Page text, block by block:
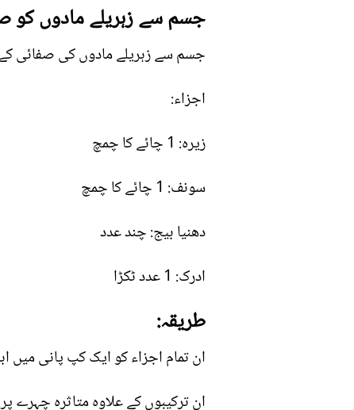
جسم سے زہریلے مادوں کو
جسم سے زہریلے مادوں کی صفائی
اجزاء:
زیرہ: 1 چائے کا چمچ
سونف: 1 چائے کا چمچ
دھنیا بیج: چند عدد
ادرک: 1 عدد ٹکڑا
طریقہ:
ان تمام اجزاء کو ایک کپ پانی میں
ان ترکیبوں کے علاوہ متاثرہ چہرے